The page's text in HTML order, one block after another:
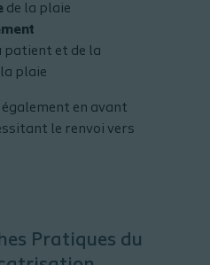
de la plaie
patient et de la
plaie
en avant
le renvoi vers
Pratiques du